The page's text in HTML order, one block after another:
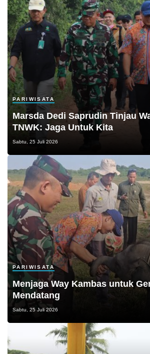
PARIWISATA
Marsda Dedi Saprudin Tinjau
TNWK: Jaga Untuk Kita
Sabtu, 25 Juli 2026
PARIWISATA
Menjaga Way Kambas untuk
Mendatang
Sabtu, 25 Juli 2026